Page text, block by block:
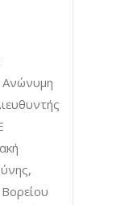
Ανώνυμη